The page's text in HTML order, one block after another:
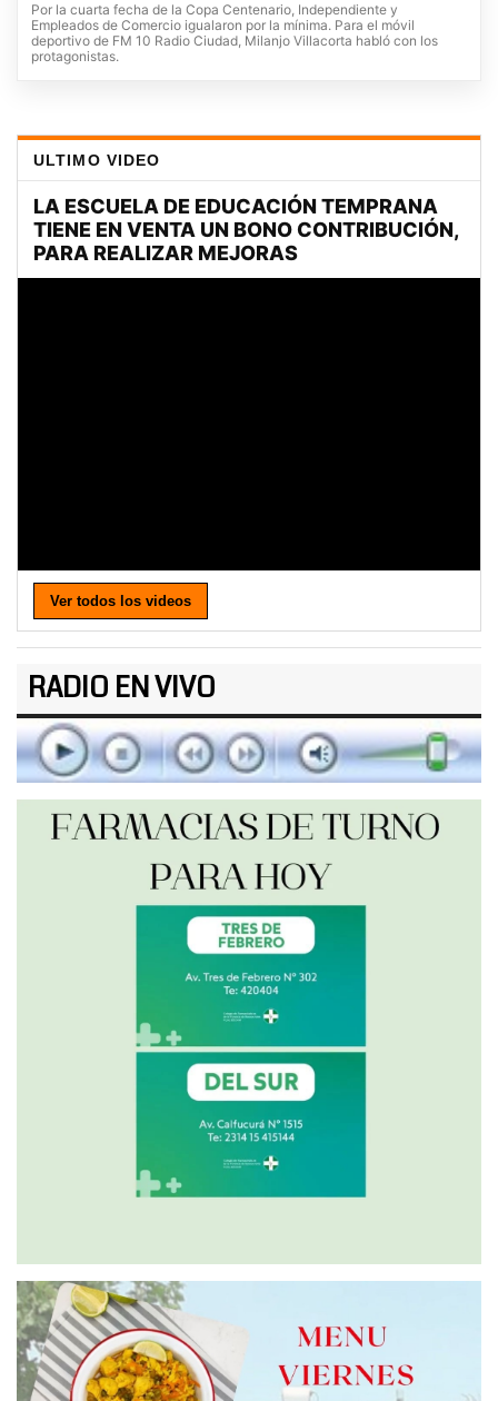
Por la cuarta fecha de la Copa Centenario, Independiente y
Empleados de Comercio igualaron por la mínima. Para el móvil
deportivo de FM 10 Radio Ciudad, Milanjo Villacorta habló con los
protagonistas.
ULTIMO VIDEO
Ver todos los videos
RADIO EN VIVO